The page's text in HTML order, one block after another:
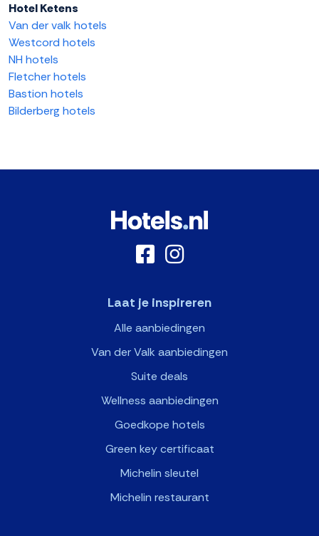
Hotel Ketens
Van der valk hotels
Westcord hotels
NH hotels
Fletcher hotels
Bastion hotels
Bilderberg hotels
Laat je inspireren
Alle aanbiedingen
Van der Valk aanbiedingen
Suite deals
Wellness aanbiedingen
Goedkope hotels
Green key certificaat
Michelin sleutel
Michelin restaurant